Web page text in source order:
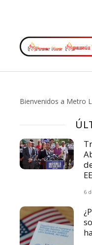
Bienvenidos a Metro
6